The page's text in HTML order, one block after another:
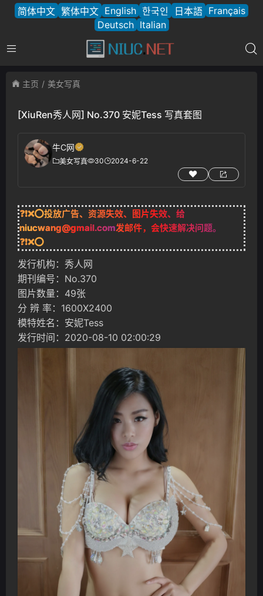
简体中文 繁体中文 English 한국인 日本語 Français
Deutsch Italian
主页 美女写真
[XiuRen秀人网] No.370 安妮Tess 写真套图
牛C网
美女写真 30 2024-6-22
❓❗❌⭕投放广告、资源失效、图片失效、给
niucwang@gmail.com发邮件，会快速解决问题。
❓❗❌⭕
发行机构：秀人网
期刊编号：No.370
图片数量：49张
分 辨 率：1600X2400
模特姓名：安妮Tess
发行时间：2020-08-10 02:00:29